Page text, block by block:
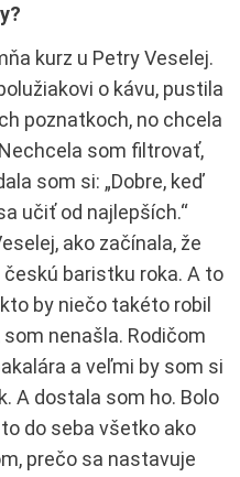
kurz u Petry Veselej.
o kávu, pustila
poznatkoch, no chcela
som filtrovať,
som si: „Dobre, keď
učiť od najlepších.“
ako začínala, že
českú baristku roka. A to
by niečo takéto robil
nenašla. Rodičom
a veľmi by som si
A dostala som ho. Bolo
do seba všetko ako
prečo sa nastavuje